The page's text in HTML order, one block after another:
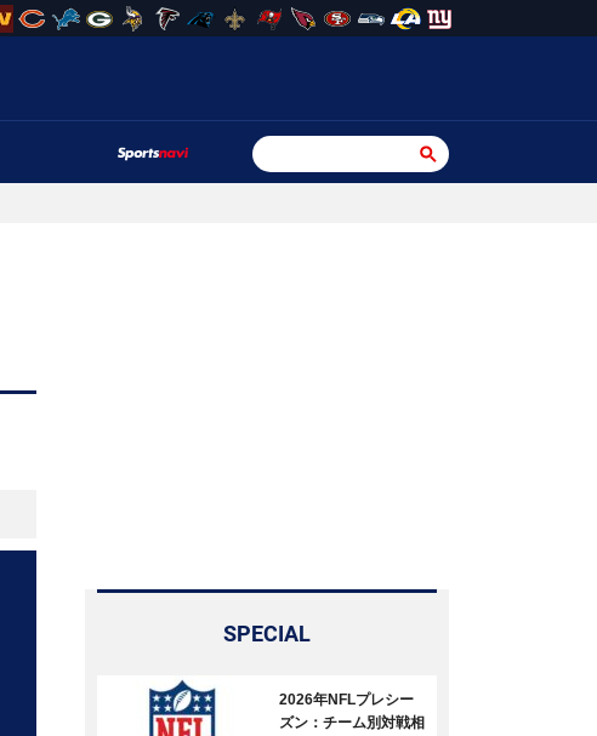
SPECIAL
2026年NFLプレシー
ズン：チーム別対戦相